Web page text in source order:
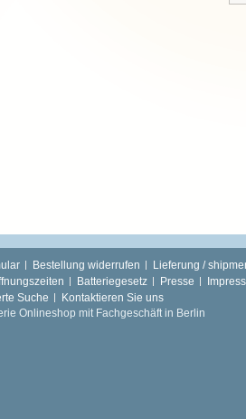
Bestellung widerrufen Lieferung /
Batteriegesetz Presse
Suche
Kontaktieren Sie uns
Onlineshop mit Fachgeschäft in Berlin